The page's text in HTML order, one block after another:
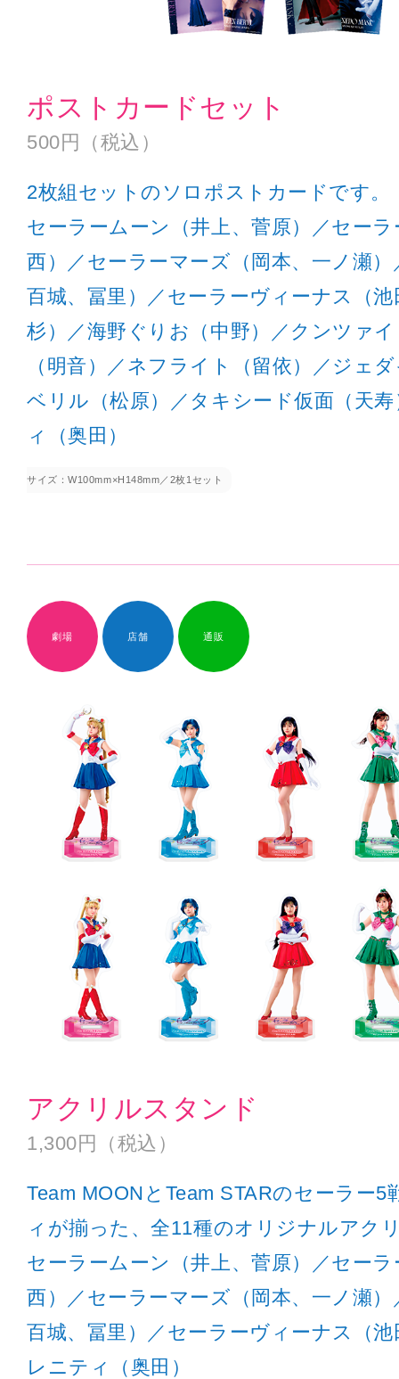
ポストカードセット
500円（税込）
2枚組セットのソロポストカードです。
セーラームーン（井上、菅原）／セー
西）／セーラーマーズ（岡本、一ノ瀬
百城、冨里）／セーラーヴィーナス（
杉）／海野ぐりお（中野）／クンツァ
（明音）／ネフライト（留依）／ジェ
ベリル（松原）／タキシード仮面（天
ィ（奥田）
サイズ：W100mm×H148mm／2枚1セット
アクリルスタンド
1,300円（税込）
Team MOONとTeam STARのセーラー
ィが揃った、全11種のオリジナルアク
セーラームーン（井上、菅原）／セー
西）／セーラーマーズ（岡本、一ノ瀬
百城、冨里）／セーラーヴィーナス（
レニティ（奥田）